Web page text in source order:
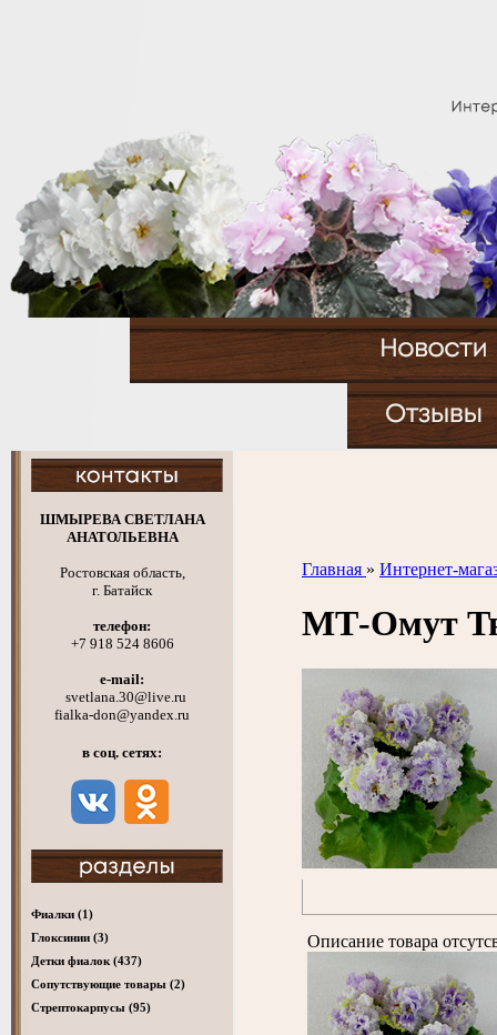
ШМЫРЕВА СВЕТЛАНА
АНАТОЛЬЕВНА
Ростовская область,
г. Батайск
телефон:
+7 918 524 8606
e-mail:
svetlana.30@live.ru
fialka-don@yandex.ru
в соц. сетях:
Фиалки (1)
Глоксинии (3)
Детки фиалок (437)
Cопутствующие товары (2)
Стрептокарпусы (95)
Главная » Интернет-
МТ-Омут
Описание товара